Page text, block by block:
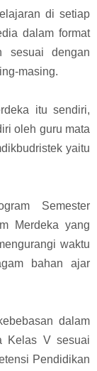
di setiap
dalam format
sesuai dengan
masing.
itu sendiri,
oleh guru mata
yaitu
Semester
Merdeka yang
waktu
bahan ajar
dalam
Kelas V sesuai
Pendidikan